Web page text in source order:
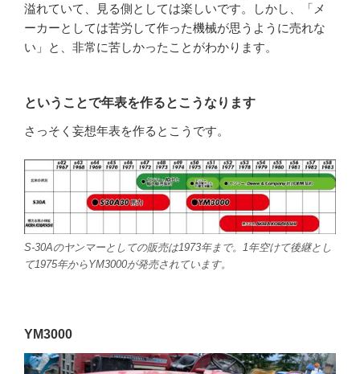
溢れていて、見る側としては楽しいです。しかし、「メ
ーカーとしては苦労して作った機械が思うように売れな
い」と、非常に苦しかったことがわかります。
ということで年表を作るとこうなります
さっそく妄想年表を作るとこうです。
S-30Aのヤンマーとしての販売は1973年まで。1年空けて後継とし
て1975年からYM3000が発売されています。
YM3000